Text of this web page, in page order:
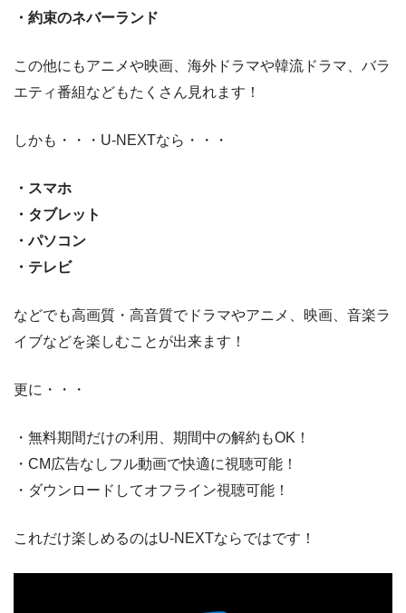
・約束のネバーランド
この他にもアニメや映画、海外ドラマや韓流ドラマ、バラ
エティ番組などもたくさん見れます！
しかも・・・U-NEXTなら・・・
・スマホ
・タブレット
・パソコン
・テレビ
などでも高画質・高音質でドラマやアニメ、映画、音楽ラ
イブなどを楽しむことが出来ます！
更に・・・
・無料期間だけの利用、期間中の解約もOK！
・CM広告なしフル動画で快適に視聴可能！
・ダウンロードしてオフライン視聴可能！
これだけ楽しめるのはU-NEXTならではです！